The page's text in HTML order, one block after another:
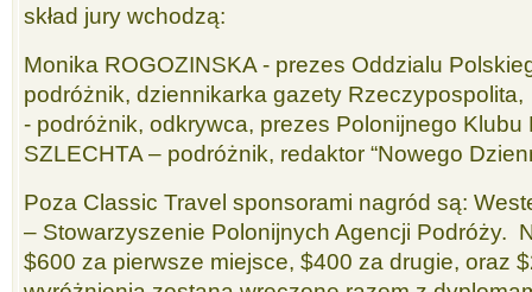
skład jury wchodzą:
Monika ROGOZINSKA - prezes Oddzialu
podróżnik, dziennikarka gazety
- podróżnik, odkrywca, prezes Polonijnego
SZLECHTA – podróżnik, redaktor “Nowego
Poza Classic Travel sponsorami nagród są:
– Stowarzyszenie Polonijnych Agencji Podróży.
$600 za pierwsze miejsce, $400 za drugie, oraz